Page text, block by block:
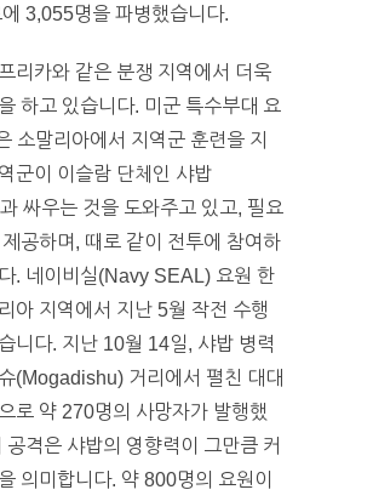
3,055명을 파병했습니다.
리카와 같은 분쟁 지역에서 더욱
하고 있습니다. 미군 특수부대 요
소말리아에서 지역군 훈련을 지
군이 이슬람 단체인 샤밥
싸우는 것을 도와주고 있고, 필요
공하며, 때로 같이 전투에 참여하
. 네이비실(Navy SEAL) 요원 한
아 지역에서 지난 5월 작전 수행
니다. 지난 10월 14일, 샤밥 병력
(Mogadishu) 거리에서 펼친 대대
로 약 270명의 사망자가 발행했
공격은 샤밥의 영향력이 그만큼 커
의미합니다. 약 800명의 요원이